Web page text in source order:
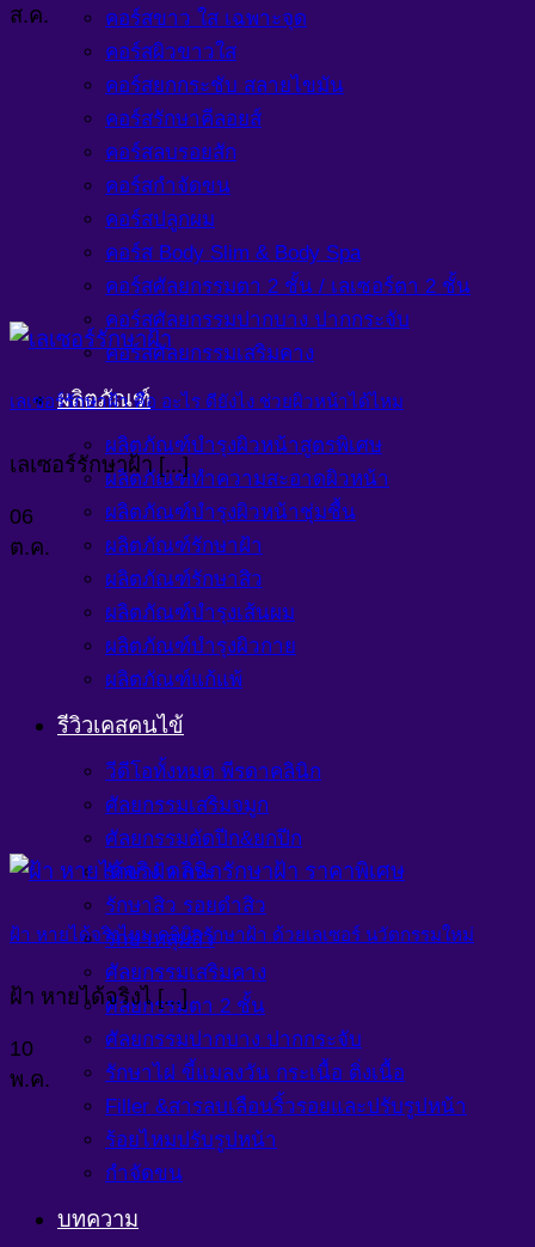
คอร์สขาว ใส เฉพาะจุด
คอร์สผิวขาวใส
คอร์สยกกระชับ สลายไขมัน
คอร์สรักษาคีลอยส์
คอร์สลบรอยสัก
คอร์สกำจัดขน
คอร์สปลูกผม
คอร์ส Body Slim & Body Spa
คอร์สศัลยกรรมตา 2 ชั้น / เลเซอร์ตา 2 ชั้น
คอร์สศัลยกรรมปากบาง ปากกระจับ
คอร์สศัลยกรรมเสริมคาง
ผลิตภัณฑ์
ผลิตภัณฑ์บำรุงผิวหน้าสูตรพิเศษ
ผลิตภัณฑ์ทำความสะอาดผิวหน้า
ผลิตภัณฑ์บำรุงผิวหน้าชุ่มชื้น
ผลิตภัณฑ์รักษาฝ้า
ผลิตภัณฑ์รักษาสิว
ผลิตภัณฑ์บำรุงเส้นผม
ผลิตภัณฑ์บำรุงผิวกาย
ผลิตภัณฑ์แก้แพ้
รีวิวเคสคนไข้
วีดีโอทั้งหมด พีรดาคลินิก
ศัลยกรรมเสริมจมูก
ศัลยกรรมตัดปีก&ยกปีก
รักษาฝ้า กระ
รักษาสิว รอยดำสิว
รักษาหลุมสิว
ศัลยกรรมเสริมคาง
ศัลยกรรมตา 2 ชั้น
ศัลยกรรมปากบาง ปากกระจับ
รักษาไฝ ขี้แมลงวัน กระเนื้อ ติ่งเนื้อ
Filler &สารลบเลือนริ้วรอยและปรับรูปหน้า
ร้อยไหมปรับรูปหน้า
กำจัดขน
บทความ
ส.ค.
เลเซอร์รักษาฝ้า คือ อะไร ดียังไง ช่วยผิวหน้าได้ไหม
เลเซอร์รักษาฝ้า [...]
06
ต.ค.
ฝ้า หายได้จริงไหม คลินิกรักษาฝ้า ด้วยเลเซอร์ นวัตกรรมใหม่
ฝ้า หายได้จริงไ [...]
10
พ.ค.